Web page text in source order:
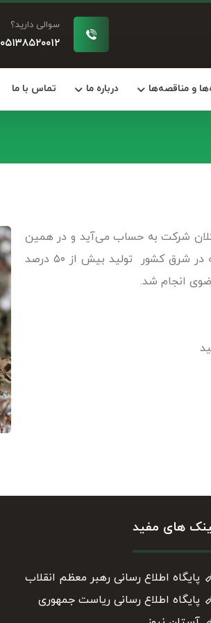
سوالی دارید؟
۰۵۱۳۸۵۲۰۰۱۲
و مناقصه‌ها درباره ما تماس با ما
شرکت به حساب می‌آید و در همین
راستا با در اختیار گرفتن مدیریت تنها کارخانه کرک زدایی پنبه در شرق کشور تولید بیش از ۵۰ درصد
انجام شد.
های مفید
پایگاه اطلاع رسانی رهبر معظم انقلاب
پایگاه اطلاع رسانی ریاست جمهوری